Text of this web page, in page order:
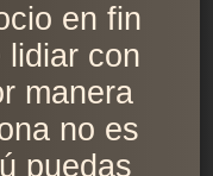
en fin
lidiar con
manera
no es
puedas